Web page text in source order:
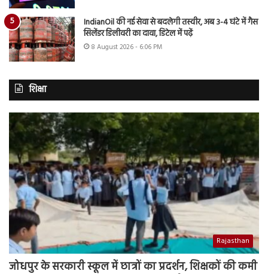
IndianOil की नई सेवा से बदलेगी तस्वीर, अब 3-4 घंटे में गैस
सिलेंडर डिलीवरी का दावा, डिटेल में पढ़ें
8 August 2026 - 6:06 PM
शिक्षा
Rajasthan
जोधपुर के सरकारी स्कूल में छात्रों का प्रदर्शन, शिक्षकों की कमी